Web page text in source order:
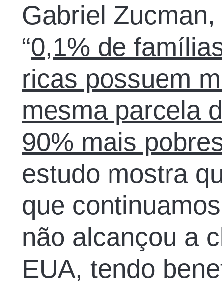
Gabriel
“0,1% de
ricas possuem
mesma parcela
90% mais
estudo mostra
que
não alcançou a
EUA, tendo